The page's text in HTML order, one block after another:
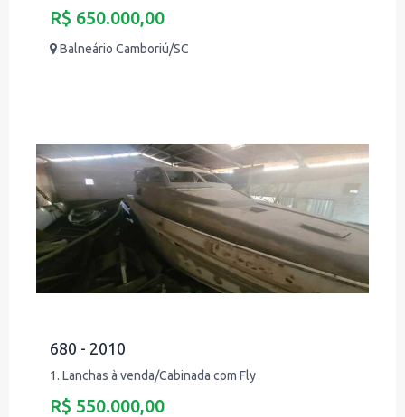
R$ 650.000,00
Balneário Camboriú/SC
680 - 2010
1. Lanchas à venda/Cabinada com Fly
R$ 550.000,00